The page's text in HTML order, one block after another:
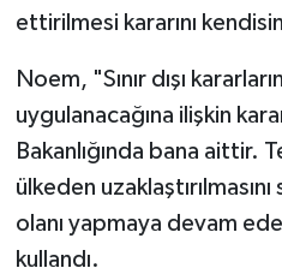
ettirilmesi kararını
Noem, "Sınır dışı
uygulanacağına ilişkin
Bakanlığında bana aittir.
ülkeden
olanı yapmaya devam
kullandı.